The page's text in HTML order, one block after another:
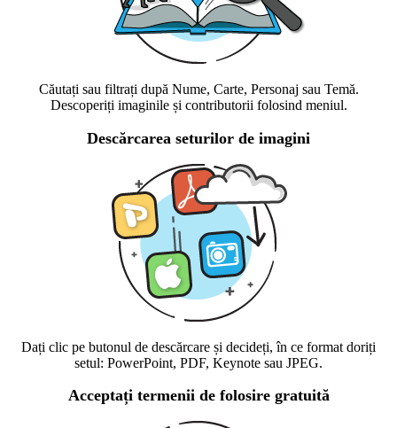
Căutați sau filtrați după Nume, Carte, Personaj sau Temă.
Descoperiți imaginile și contributorii folosind meniul.
Descărcarea seturilor de imagini
Dați clic pe butonul de descărcare și decideți, în ce format doriți
setul: PowerPoint, PDF, Keynote sau JPEG.
Acceptați termenii de folosire gratuită